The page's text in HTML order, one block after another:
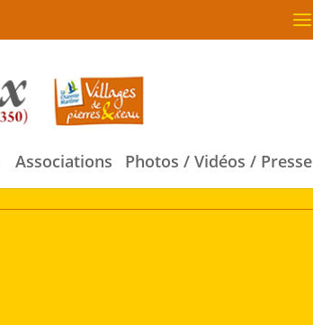
Associations Photos / Vidéos / Presse